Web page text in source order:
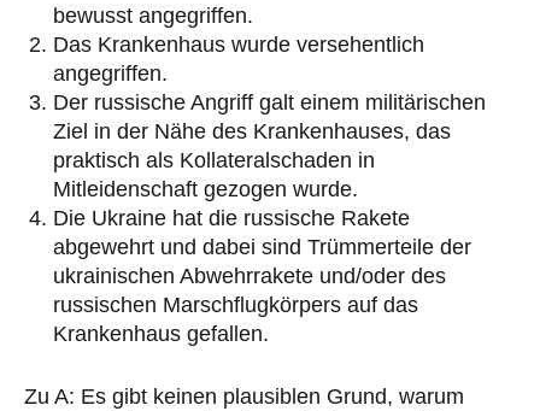
bewusst angegriffen.
Das Krankenhaus wurde versehentlich
angegriffen.
Der russische Angriff galt einem militärischen
Ziel in der Nähe des Krankenhauses, das
praktisch als Kollateralschaden in
Mitleidenschaft gezogen wurde.
Die Ukraine hat die russische Rakete
abgewehrt und dabei sind Trümmerteile der
ukrainischen Abwehrrakete und/oder des
russischen Marschflugkörpers auf das
Krankenhaus gefallen.
Zu A: Es gibt keinen plausiblen Grund, warum